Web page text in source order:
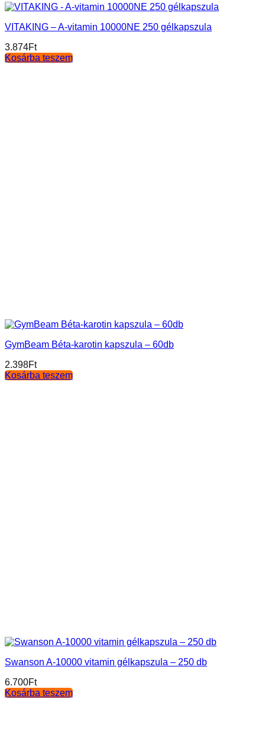
VITAKING – A-vitamin 10000NE 250 gélkapszula
3.874Ft
Kosárba teszem
GymBeam Béta-karotin kapszula – 60db
2.398Ft
Kosárba teszem
Swanson A-10000 vitamin gélkapszula – 250 db
6.700Ft
Kosárba teszem